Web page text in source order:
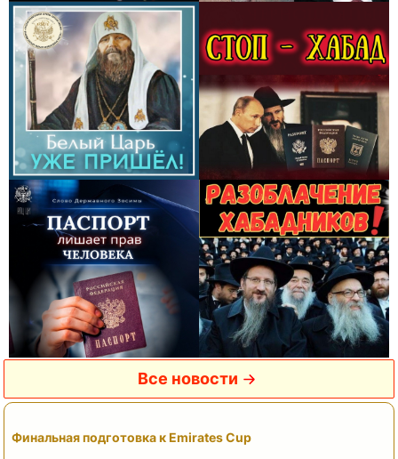
Все новости
Финальная подготовка к Emirates Cup